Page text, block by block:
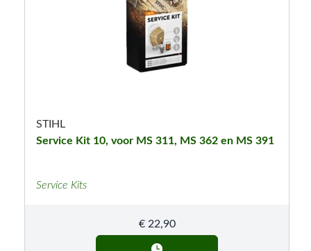
STIHL
Service Kit 10, voor MS 311, MS 362 en MS 391
Service Kits
€22,90